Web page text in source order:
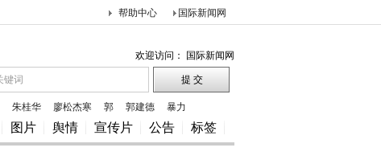
国际新闻网
帮助中心
欢迎访问： 国际新闻网
朱桂华 廖松杰寒 郭 郭建德 暴力
图片 舆情 宣传片 公告 标签